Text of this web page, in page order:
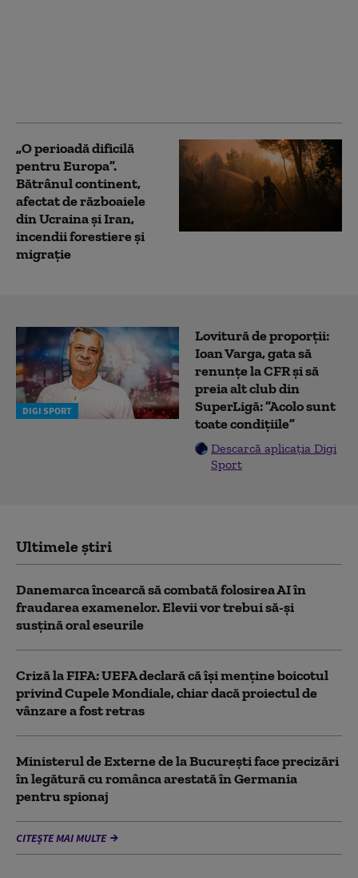
„O perioadă dificilă
pentru Europa”.
Bătrânul continent,
afectat de războaiele
din Ucraina și Iran,
incendii forestiere și
migrație
DIGI SPORT
Lovitură de proporții:
Ioan Varga, gata să
renunțe la CFR și să
preia alt club din
SuperLigă: ”Acolo sunt
toate condițiile”
Descarcă aplicația Digi
Sport
Ultimele știri
Danemarca încearcă să combată folosirea AI în
fraudarea examenelor. Elevii vor trebui să-şi
susţină oral eseurile
Criză la FIFA: UEFA declară că îşi menţine boicotul
privind Cupele Mondiale, chiar dacă proiectul de
vânzare a fost retras
Ministerul de Externe de la București face precizări
în legătură cu românca arestată în Germania
pentru spionaj
CITEȘTE MAI MULTE